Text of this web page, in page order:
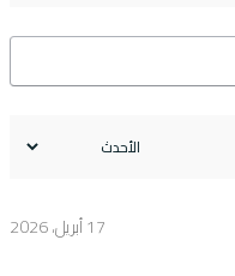
17 أبريل، 2026